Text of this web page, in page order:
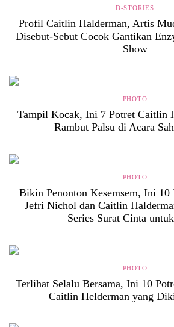
D-STORIES
Profil Caitlin Halderman, Artis
Disebut-Sebut Cocok Gantikan
Show
PHOTO
Tampil Kocak, Ini 7 Potret Caitlin
Rambut Palsu di Acara
PHOTO
Bikin Penonton Kesemsem, Ini 10
Jefri Nichol dan Caitlin
Series Surat Cinta
PHOTO
Terlihat Selalu Bersama, Ini 10
Caitlin Helderman yang